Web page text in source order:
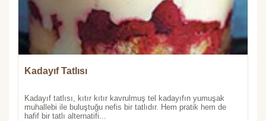
Kadayıf Tatlısı
Kadayıf tatlısı, kıtır kıtır kavrulmuş tel kadayıfın yumuşak
muhallebi ile buluştuğu nefis bir tatlıdır. Hem pratik hem de
hafif bir tatlı alternatifi...